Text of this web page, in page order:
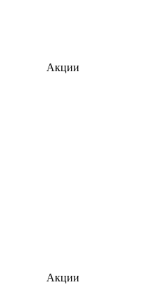
Акции
Акции